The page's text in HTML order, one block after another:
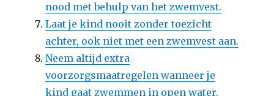
nood met behulp van het zwemvest.
Laat je kind nooit zonder toezicht
achter, ook niet met een zwemvest aan.
Neem altijd extra
voorzorgsmaatregelen wanneer je
kind gaat zwemmen in open water.